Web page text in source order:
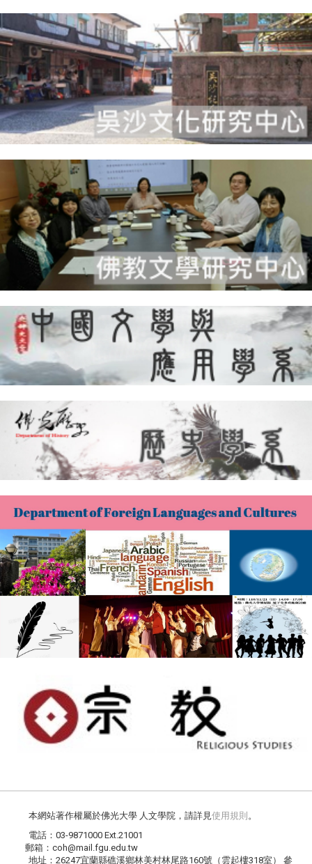
本網站著作權屬於佛光大學 人文學院，請詳見使用規則 。
電話：03-9871000 Ext.21001
郵箱：coh@mail.fgu.edu.tw
地址：26247宜蘭縣礁溪鄉林美村林尾路160號（雲起樓318室） 參